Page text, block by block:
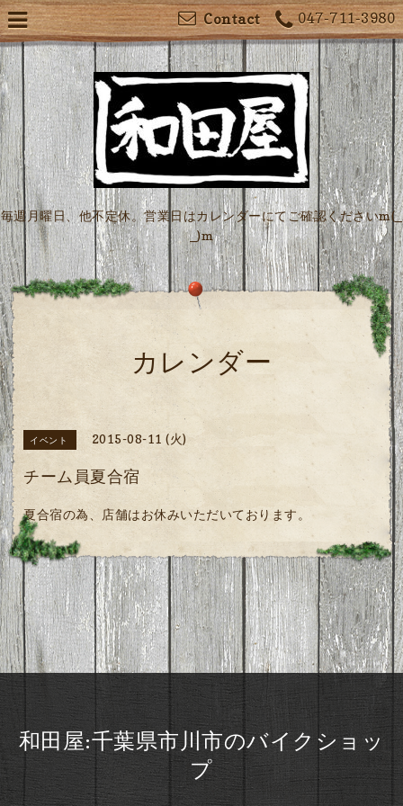
047-711-3980
Contact
毎週月曜日、他不定休。営業日はカレンダーにてご確認くださいm(_
_)m
カレンダー
イベント 2015-08-11 (火)
チーム員夏合宿
夏合宿の為、店舗はお休みいただいております。
和田屋:千葉県市川市のバイクショッ
プ